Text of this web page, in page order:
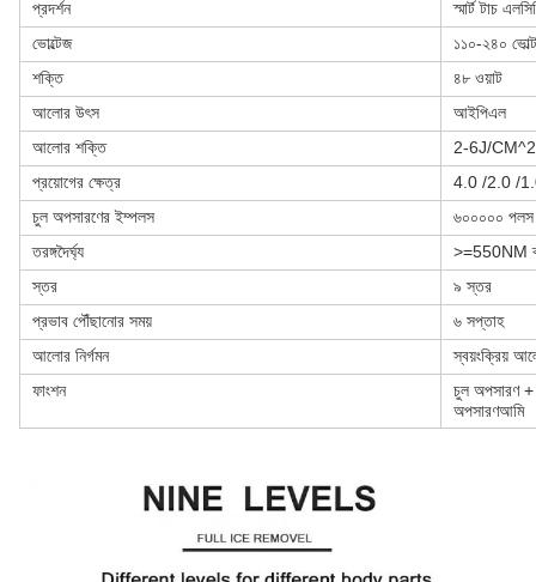
প্রদর্শন
স্মার্ট টাচ
ভোল্টেজ
১১০-২৪০
শক্তি
৪৮ ওয়াট
আলোর উৎস
আইপিএল
আলোর শক্তি
2-6J/CM^2
প্রয়োগের ক্ষেত্র
4.0 /2.0 /
চুল অপসারণের ইম্পলস
৬০০০০০ পলস
তরঙ্গদৈর্ঘ্য
>=550NM
স্তর
৯ স্তর
প্রভাব পৌঁছানোর সময়
৬ সপ্তাহ
আলোর নির্গমন
স্বয়ংক্রিয়
ফাংশন
চুল অপসারণ +
অপসারণআমি